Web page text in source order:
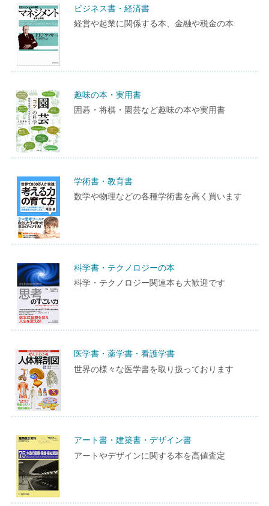
ビジネス書・経済書
経営や起業に関係する本、金融や税金の本
趣味の本・実用書
囲碁・将棋・園芸など趣味の本や実用書
学術書・教育書
数学や物理などの各種学術書を高く買います
科学書・テクノロジーの本
科学・テクノロジー関連本も大歓迎です
医学書・薬学書・看護学書
世界の様々な医学書を取り扱っております
アート書・建築書・デザイン書
アートやデザインに関する本を高値査定